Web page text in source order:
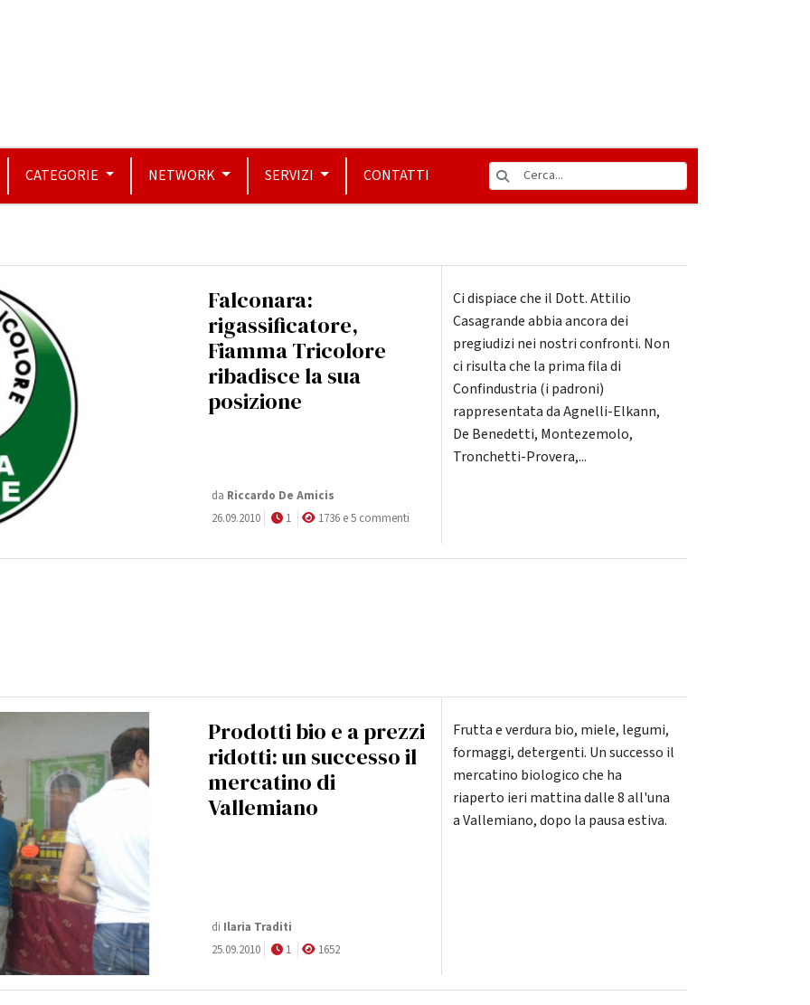
CATEGORIE NETWORK SERVIZI CONTATTI
Falconara:
rigassificatore,
Fiamma Tricolore
ribadisce la sua
posizione
da Riccardo De Amicis
26.09.2010
1 1736 e 5 commenti
Ci dispiace che il Dott. Attilio
Casagrande abbia ancora dei
pregiudizi nei nostri confronti. Non
ci risulta che la prima fila di
Confindustria (i padroni)
rappresentata da Agnelli-Elkann,
De Benedetti, Montezemolo,
Tronchetti-Provera,...
Prodotti bio e a prezzi
ridotti: un successo il
mercatino di
Vallemiano
di Ilaria Traditi
25.09.2010
1 1652
Frutta e verdura bio, miele, legumi,
formaggi, detergenti. Un successo il
mercatino biologico che ha
riaperto ieri mattina dalle 8 all'una
a Vallemiano, dopo la pausa estiva.